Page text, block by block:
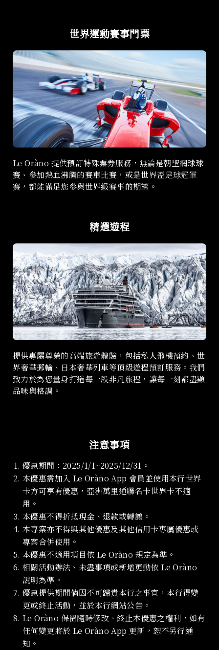
世界運動賽事門票
Le Oràno 提供預訂特殊票券服務，無論是朝聖網球球
賽、參加熱血沸騰的賽車比賽，或是世界盃足球冠軍
賽，都能滿足您參與世界級賽事的期望。
精選遊程
提供專屬尊榮的高端旅遊體驗，包括私人飛機預約、世
界奢華郵輪、日本奢華列車等頂級遊程預訂服務。我們
致力於為您量身打造每一段非凡旅程，讓每一刻都盡顯
品味與格調。
注意事項
優惠期間：2025/1/1~2025/12/31。
本優惠需加入 Le Oràno App 會員並使用本行世界
卡方可享有優惠，亞洲萬里通聯名卡世界卡不適
用。
本優惠不得折抵現金、退款或轉讓。
本專案亦不得與其他優惠及其他信用卡專屬優惠或
專案合併使用。
本優惠不適用項目依 Le Oràno 規定為準。
相關活動辦法、未盡事項或新增更動依 Le Oràno
說明為準。
優惠提供期間倘因不可歸責本行之事宜，本行得變
更或終止活動，並於本行網站公告。
Le Oràno 保留隨時修改、終止本優惠之權利，如有
任何變更將於 Le Oràno App 更新，恕不另行通
知。